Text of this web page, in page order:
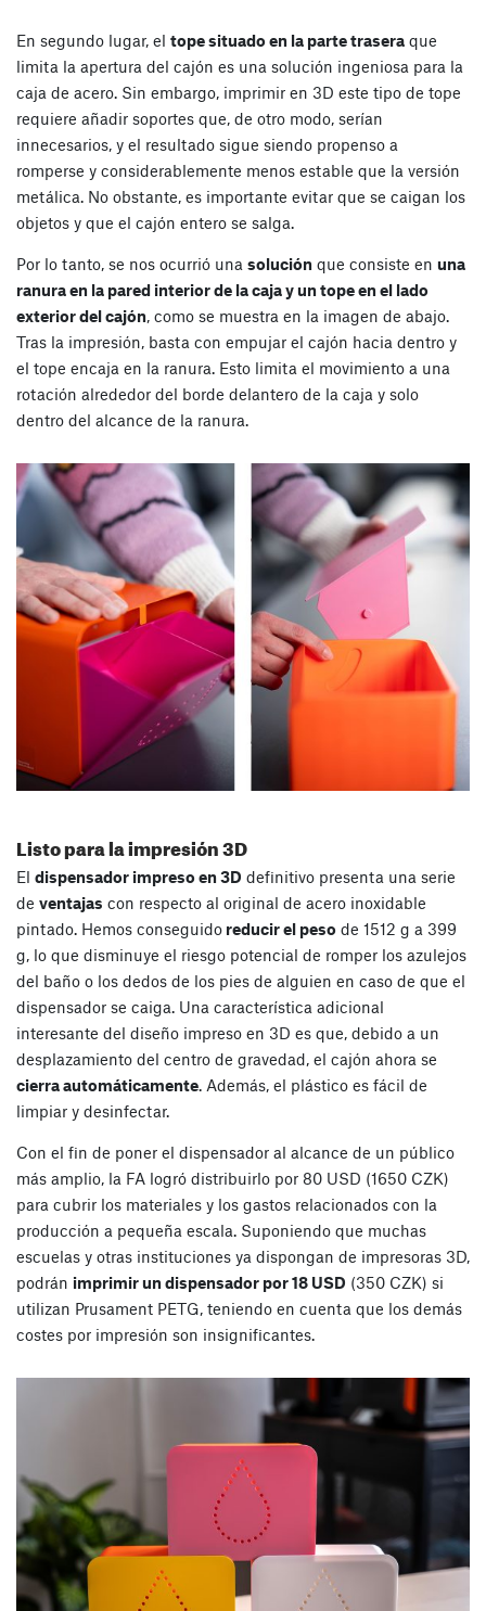
En segundo lugar, el tope situado en la parte trasera que
limita la apertura del cajón es una solución ingeniosa para la
caja de acero. Sin embargo, imprimir en 3D este tipo de tope
requiere añadir soportes que, de otro modo, serían
innecesarios, y el resultado sigue siendo propenso a
romperse y considerablemente menos estable que la versión
metálica. No obstante, es importante evitar que se caigan los
objetos y que el cajón entero se salga.
Por lo tanto, se nos ocurrió una solución que consiste en una
ranura en la pared interior de la caja y un tope en el lado
exterior del cajón, como se muestra en la imagen de abajo.
Tras la impresión, basta con empujar el cajón hacia dentro y
el tope encaja en la ranura. Esto limita el movimiento a una
rotación alrededor del borde delantero de la caja y solo
dentro del alcance de la ranura.
Listo para la impresión 3D
El dispensador impreso en 3D definitivo presenta una serie
de ventajas con respecto al original de acero inoxidable
pintado. Hemos conseguido reducir el peso de 1512 g a 399
g, lo que disminuye el riesgo potencial de romper los azulejos
del baño o los dedos de los pies de alguien en caso de que el
dispensador se caiga. Una característica adicional
interesante del diseño impreso en 3D es que, debido a un
desplazamiento del centro de gravedad, el cajón ahora se
cierra automáticamente. Además, el plástico es fácil de
limpiar y desinfectar.
Con el fin de poner el dispensador al alcance de un público
más amplio, la FA logró distribuirlo por 80 USD (1650 CZK)
para cubrir los materiales y los gastos relacionados con la
producción a pequeña escala. Suponiendo que muchas
escuelas y otras instituciones ya dispongan de impresoras 3D,
podrán imprimir un dispensador por 18 USD (350 CZK) si
utilizan Prusament PETG, teniendo en cuenta que los demás
costes por impresión son insignificantes.